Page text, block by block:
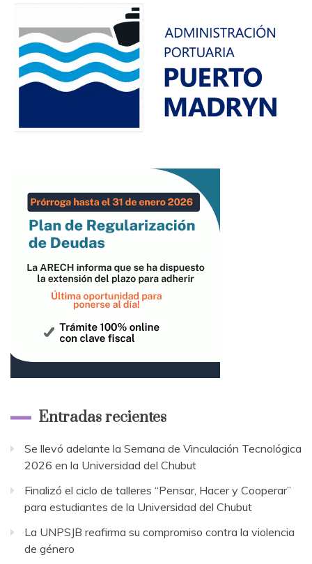
Entradas recientes
Se llevó adelante la Semana de Vinculación Tecnológica
2026 en la Universidad del Chubut
Finalizó el ciclo de talleres “Pensar, Hacer y Cooperar”
para estudiantes de la Universidad del Chubut
La UNPSJB reafirma su compromiso contra la violencia
de género